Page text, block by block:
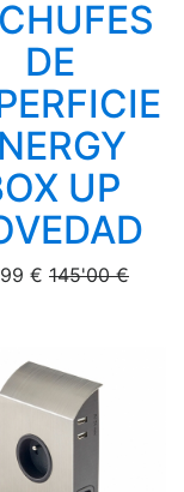
DE
UP
€ 145'00 €